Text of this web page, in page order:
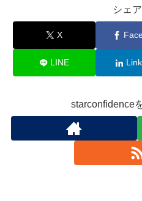
シェ
X
LINE
starconfidence